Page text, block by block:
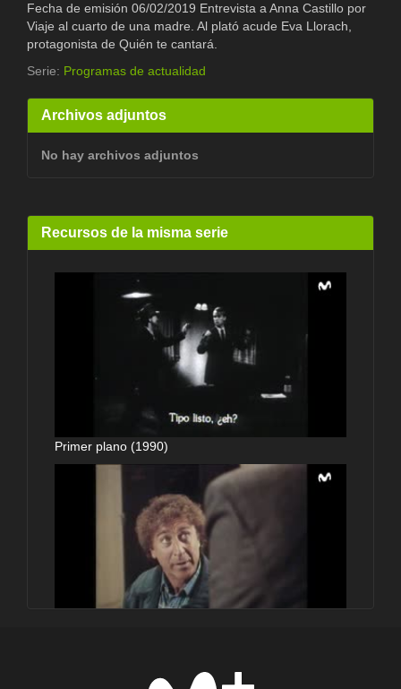
Fecha de emisión 06/02/2019 Entrevista a Anna Castillo por
Viaje al cuarto de una madre. Al plató acude Eva Llorach,
protagonista de Quién te cantará.
Serie: Programas de actualidad
Archivos adjuntos
No hay archivos adjuntos
Recursos de la misma serie
Primer plano (1990)